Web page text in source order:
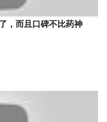
，而且口碑不比药神